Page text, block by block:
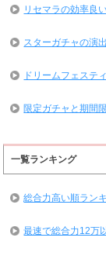
リセマラの効率良
スターガチャの演
ドリームフェステ
限定ガチャと期間
一覧ランキング
総合力高い順ラン
最速で総合力12万